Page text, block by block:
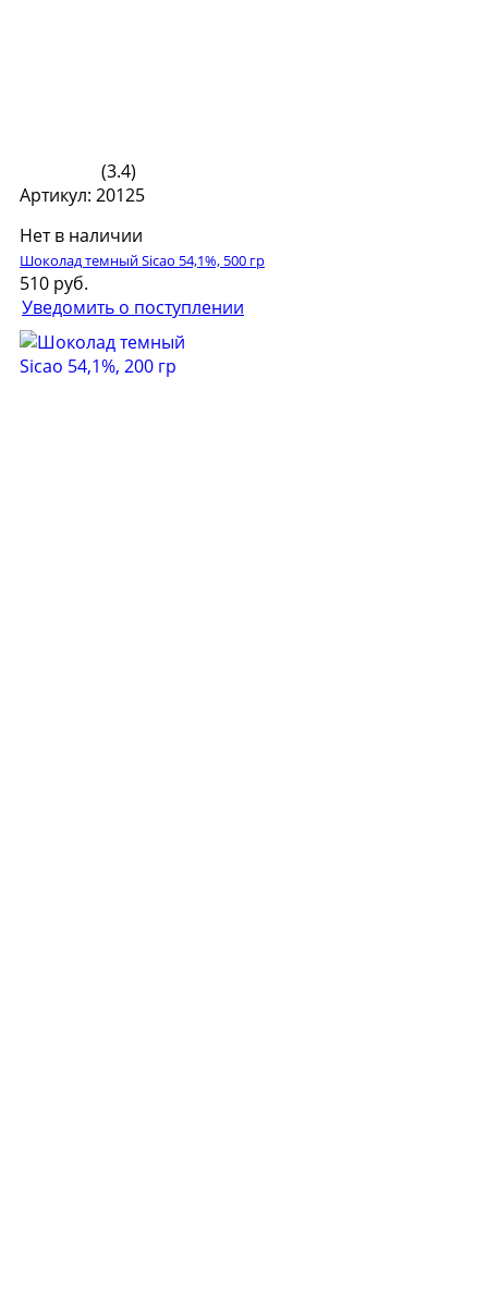
(3.4)
Артикул: 20125
Нет в наличии
Шоколад темный Sicao 54,1%, 500 гр
510 руб.
Уведомить о поступлении